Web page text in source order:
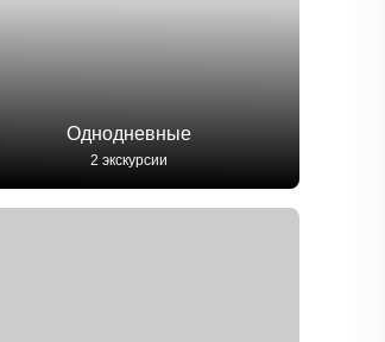
Однодневные
2 экскурсии